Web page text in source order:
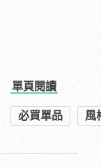
單頁閱讀
必買單品 風